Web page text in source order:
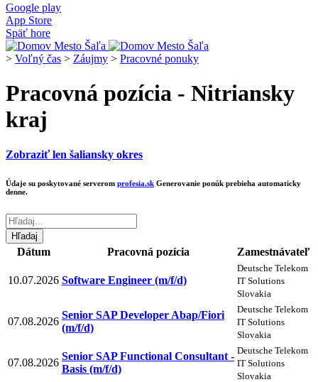
Google play
App Store
Späť hore
> Voľný čas > Záujmy > Pracovné ponuky
Pracovná pozícia - Nitriansky
kraj
Zobraziť len šaliansky okres
Údaje su poskytované serverom profesia.sk Generovanie ponúk prebieha automaticky
denne.
Dátum Pracovná pozícia Zamestnávateľ
10.07.2026 Software Engineer (m/f/d)
Deutsche Telekom
IT Solutions
Slovakia
07.08.2026
Senior SAP Developer Abap/Fiori
(m/f/d)
Deutsche Telekom
IT Solutions
Slovakia
07.08.2026
Senior SAP Functional Consultant -
Basis (m/f/d)
Deutsche Telekom
IT Solutions
Slovakia